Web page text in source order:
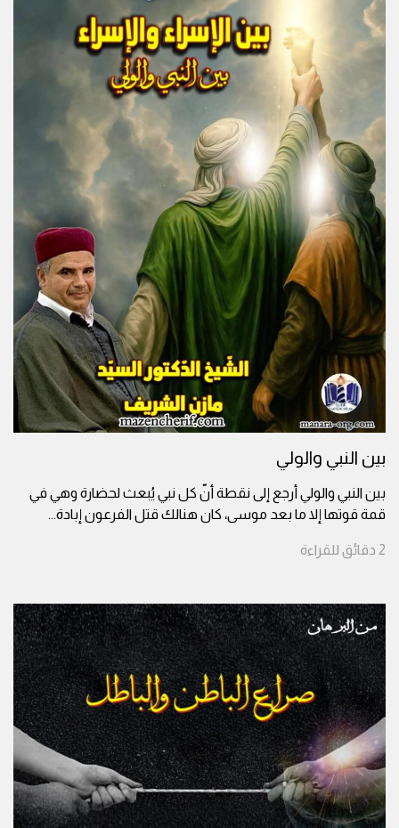
بين النبي والولي
بين النبي والولي أرجع إلى نقطة أنّ كل نبي يُبعث لحضارة وهي في
قمة قوتها إلا ما بعد موسى، كان هنالك قتل الفرعون إبادة...
2 دقائق للقراءة